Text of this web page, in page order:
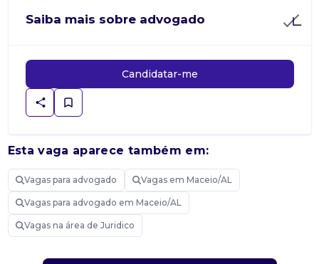
Saiba mais sobre advogado
Candidatar-me
Esta vaga aparece também em:
Vagas para advogado Vagas em Maceio/AL
Vagas para advogado em Maceio/AL
Vagas na área de Juridico